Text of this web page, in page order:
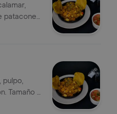
patacones
Tamaño a